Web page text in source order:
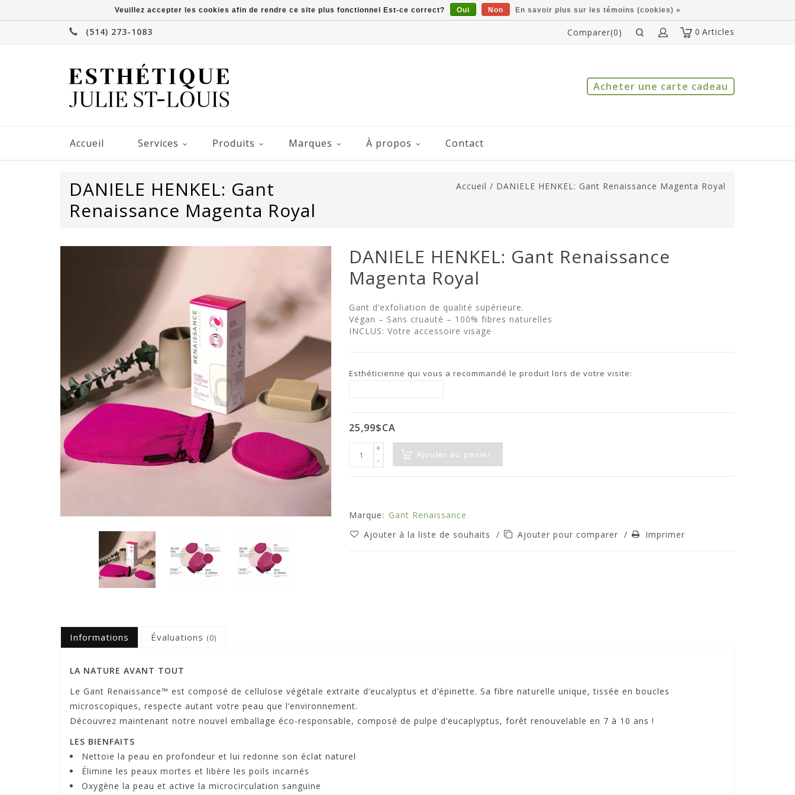
(514) 273-1083 0 Articles
Comparer(0)
Acheter une carte cadeau
Accueil Services Produits Marques À propos Contact
DANIELE HENKEL: Gant
Renaissance Magenta Royal
Accueil / DANIELE HENKEL: Gant Renaissance Magenta Royal
DANIELE HENKEL: Gant Renaissance
Magenta Royal
Gant d’exfoliation de qualité supérieure.
Végan – Sans cruauté – 100% fibres naturelles
INCLUS: Votre accessoire visage
Esthéticienne qui vous a recommandé le produit lors de votre visite:
25,99$CA
+
-
Ajouter au panier
Marque: Gant Renaissance
Ajouter à la liste de souhaits
/ Ajouter pour comparer / Imprimer
Informations Évaluations (0)
LA NATURE AVANT TOUT
Le Gant Renaissance™ est composé de cellulose végétale extraite d’eucalyptus et d’épinette. Sa fibre naturelle unique, tissée en boucles
microscopiques, respecte autant votre peau que l’environnement.
Découvrez maintenant notre nouvel emballage éco-responsable, composé de pulpe d’eucaplyptus, forêt renouvelable en 7 à 10 ans !
LES BIENFAITS
Nettoie la peau en profondeur et lui redonne son éclat naturel
Élimine les peaux mortes et libère les poils incarnés
Oxygène la peau et active la microcirculation sanguine
Veuillez accepter les cookies afin de rendre ce site plus fonctionnel Est-ce correct? Oui Non En savoir plus sur les témoins (cookies) »